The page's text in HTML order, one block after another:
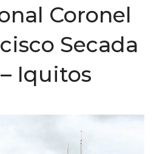
Coronel
Secada
Iquitos